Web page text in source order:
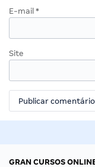
E-mail *
Site
GRAN CURSOS